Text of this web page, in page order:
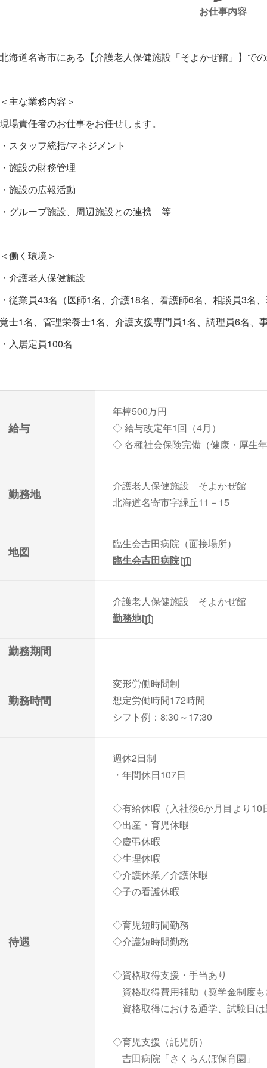
お仕事内容
北海道名寄市にある【介護老人保健施設「そよかぜ館」】で
＜主な業務内容＞
現場責任者のお仕事をお任せします。
・スタッフ統括/マネジメント
・施設の財務管理
・施設の広報活動
・グループ施設、周辺施設との連携 等
＜働く環境＞
・介護老人保健施設
・従業員43名（医師1名、介護18名、看護師6名、相談員3名
覚士1名、管理栄養士1名、介護支援専門員1名、調理員6名、
・入居定員100名
給与
年棒500万円
◇ 給与改定年1回（4月）
◇ 各種社会保険完備（健康・厚生
勤務地
介護老人保健施設 そよかぜ館
北海道名寄市字緑丘11－15
地図
臨生会吉田病院（面接場所）
臨生会吉田病院
介護老人保健施設 そよかぜ館
勤務地
勤務期間
勤務時間
変形労働時間制
想定労働時間172時間
シフト例：8:30～17:30
待遇
週休2日制
・年間休日107日
◇有給休暇（入社後6か月目より10
◇出産・育児休暇
◇慶弔休暇
◇生理休暇
◇介護休業／介護休暇
◇子の看護休暇
◇育児短時間勤務
◇介護短時間勤務
◇資格取得支援・手当あり
資格取得費用補助（奨学金制度
資格取得における通学、試験日
◇育児支援（託児所）
吉田病院「さくらんぼ保育園」